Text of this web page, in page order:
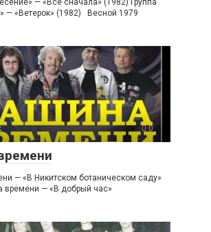
— «Все сначала» (1982) Группа
— «Ветерок» (1982) Весной 1979
0
— «В Никитском ботаническом саду»
времени — «В добрый час»